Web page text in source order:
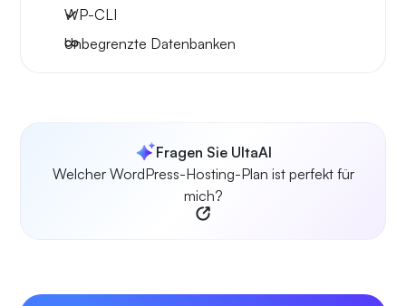
WP-CLI
Unbegrenzte Datenbanken
Fragen Sie UltaAI
Welcher WordPress-Hosting-Plan ist perfekt für
mich?